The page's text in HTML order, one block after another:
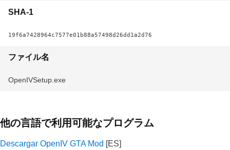
SHA-1
19f6a7428964c7577e01b88a57498d26dd1a2d76
ファイル名
OpenIVSetup.exe
他の言語で利用可能なプログラム
Descargar OpenIV GTA Mod